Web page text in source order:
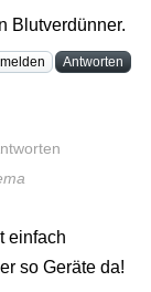
Blutverdünner.
Antworten
einfach
so Geräte da!